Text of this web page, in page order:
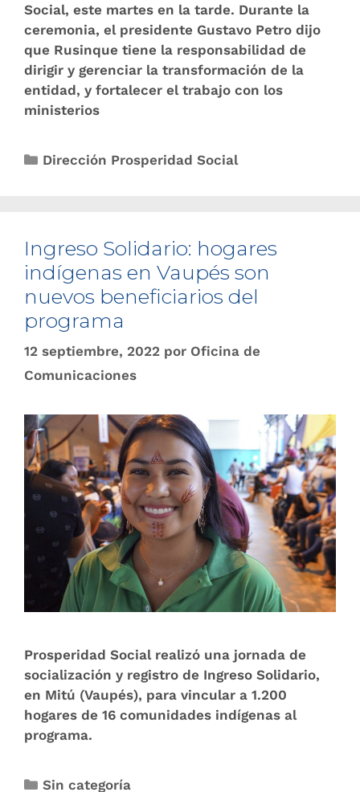
Social, este martes en la tarde. Durante la
ceremonia, el presidente Gustavo Petro dijo
que Rusinque tiene la responsabilidad de
dirigir y gerenciar la transformación de la
entidad, y fortalecer el trabajo con los
ministerios
Dirección Prosperidad Social
Ingreso Solidario: hogares
indígenas en Vaupés son
nuevos beneficiarios del
programa
12 septiembre, 2022 por Oficina de
Comunicaciones
Prosperidad Social realizó una jornada de
socialización y registro de Ingreso Solidario,
en Mitú (Vaupés), para vincular a 1.200
hogares de 16 comunidades indígenas al
programa.
Sin categoría